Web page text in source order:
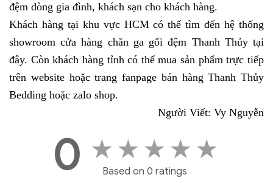
đệm dòng gia đình, khách sạn cho khách hàng.
Khách hàng tại khu vực HCM có thể tìm đến hệ thống
showroom cửa hàng chăn ga gối đệm Thanh Thủy tại
đây. Còn khách hàng tỉnh có thể mua sản phẩm trực tiếp
trên website hoặc trang fanpage bán hàng Thanh Thủy
Bedding hoặc zalo shop.
Người Viết: Vy Nguyễn
0 ★ ★ ★ ★ ★
Based on 0 ratings